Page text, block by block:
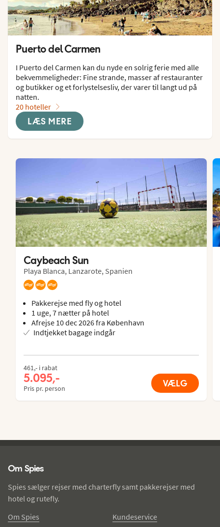
Puerto del Carmen
I Puerto del Carmen kan du nyde en solrig ferie med alle
bekvemmeligheder: Fine strande, masser af restauranter
og butikker og et forlystelsesliv, der varer til langt ud på
natten.
20 hoteller
LÆS MERE
Caybeach Sun
Playa Blanca, Lanzarote, Spanien
Pakkerejse med fly og hotel
1 uge, 7 nætter på hotel
Afrejse 10 dec 2026 fra København
Indtjekket bagage indgår
461,- i rabat
5.095,-
Pris pr. person VÆLG
Om Spies
Spies sælger rejser med charterfly samt pakkerejser med
hotel og rutefly.
Om Spies
Kundeservice